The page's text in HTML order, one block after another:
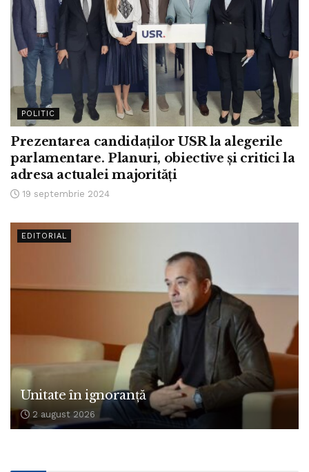
POLITIC
Prezentarea candidaților USR la alegerile
parlamentare. Planuri, obiective și critici la
adresa actualei majorități
19 septembrie 2024
EDITORIAL
Unitate în ignoranță
2 august 2026